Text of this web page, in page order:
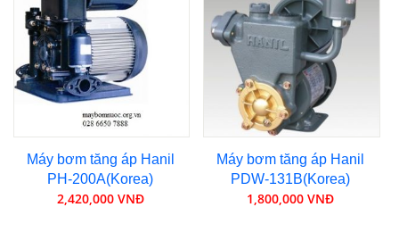
Máy bơm tăng áp Hanil
PH-200A(Korea)
2,420,000 VNĐ
Máy bơm tăng áp Hanil
PDW-131B(Korea)
1,800,000 VNĐ